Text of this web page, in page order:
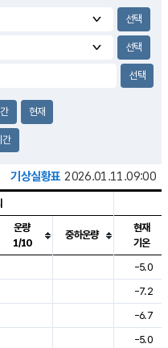
현재
간
기상실황표 2026.01.11.09:00
수, 바람, 기압등을 안내한 표입
운량
1/10
중하운량
현재
기온
-5.0
-7.2
-6.7
-5.0